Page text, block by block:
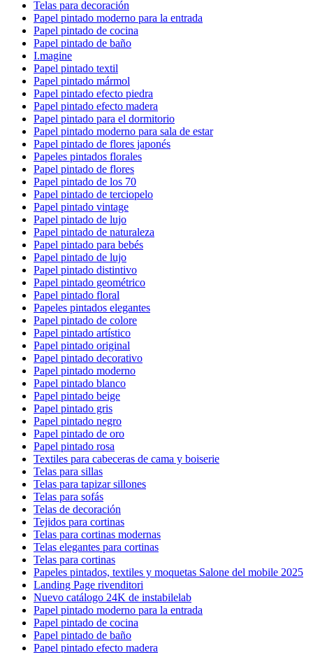
Telas para decoración
Papel pintado moderno para la entrada
Papel pintado de cocina
Papel pintado de baño
I.magine
Papel pintado textil
Papel pintado mármol
Papel pintado efecto piedra
Papel pintado efecto madera
Papel pintado para el dormitorio
Papel pintado moderno para sala de estar
Papel pintado de flores japonés
Papeles pintados florales
Papel pintado de flores
Papel pintado de los 70
Papel pintado de terciopelo
Papel pintado vintage
Papel pintado de lujo
Papel pintado de naturaleza
Papel pintado para bebés
Papel pintado de lujo
Papel pintado distintivo
Papel pintado geométrico
Papel pintado floral
Papeles pintados elegantes
Papel pintado de colore
Papel pintado artístico
Papel pintado original
Papel pintado decorativo
Papel pintado moderno
Papel pintado blanco
Papel pintado beige
Papel pintado gris
Papel pintado negro
Papel pintado de oro
Papel pintado rosa
Textiles para cabeceras de cama y boiserie
Telas para sillas
Telas para tapizar sillones
Telas para sofás
Telas de decoración
Tejidos para cortinas
Telas para cortinas modernas
Telas elegantes para cortinas
Telas para cortinas
Papeles pintados, textiles y moquetas Salone del mobile 2025
Landing Page rivenditori
Nuevo catálogo 24K de instabilelab
Papel pintado moderno para la entrada
Papel pintado de cocina
Papel pintado de baño
Papel pintado efecto madera